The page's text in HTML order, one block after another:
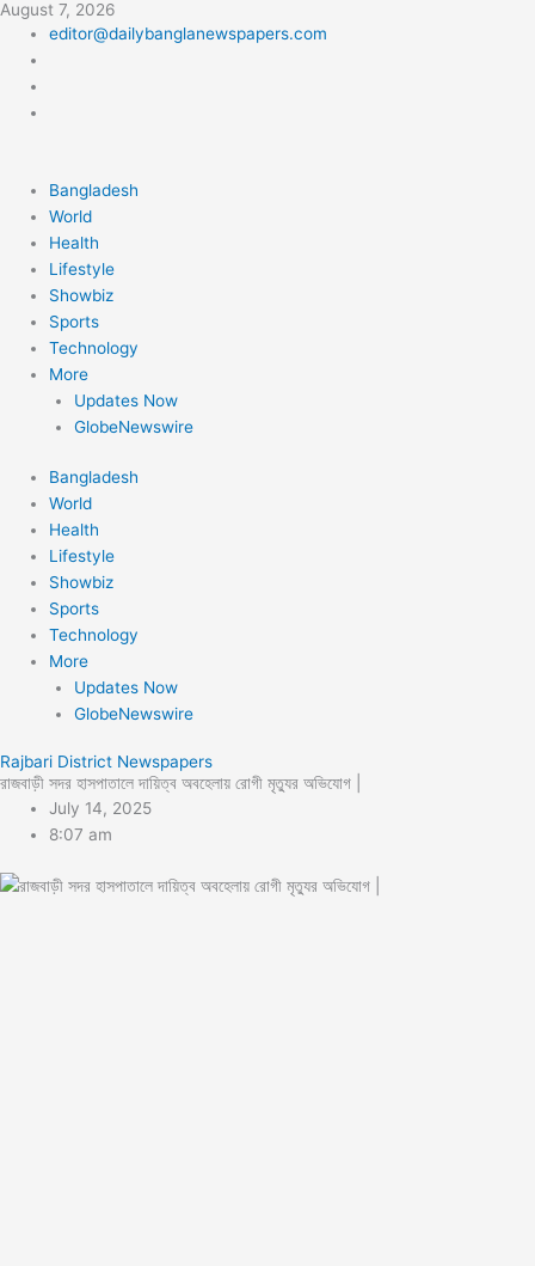
Skip
content
August 7, 2026
editor@dailybanglanewspapers.com
Bangladesh
World
Health
Lifestyle
Showbiz
Sports
Technology
More
Updates Now
GlobeNewswire
Bangladesh
World
Health
Lifestyle
Showbiz
Sports
Technology
More
Updates Now
GlobeNewswire
Rajbari District Newspapers
রাজবাড়ী সদর হাসপাতালে দায়িত্ব অবহেলায় রোগী মৃত্যুর অভিযোগ |
July 14, 2025
8:07 am